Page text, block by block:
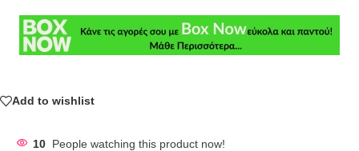
Add to wishlist
10 People watching this product now!